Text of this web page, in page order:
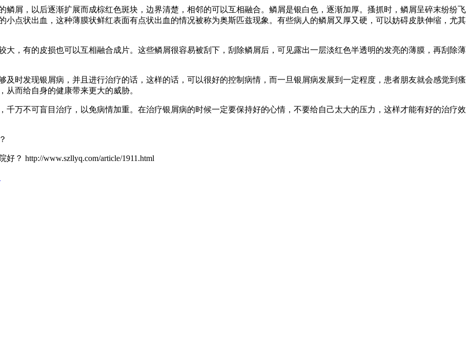
屑，以后逐渐扩展而成棕红色斑块，边界清楚，相邻的可以互相融合。鳞屑是银白色，逐渐加厚。搔抓时，鳞屑呈碎末纷纷飞
点状出血，这种薄膜状鲜红表面有点状出血的情况被称为奥斯匹兹现象。有些病人的鳞屑又厚又硬，可以妨碍皮肤伸缩，尤其
，有的皮损也可以互相融合成片。这些鳞屑很容易被刮下，刮除鳞屑后，可见露出一层淡红色半透明的发亮的薄膜，再刮除薄
时发现银屑病，并且进行治疗的话，这样的话，可以很好的控制病情，而一旦银屑病发展到一定程度，患者朋友就会感觉到瘙
而给自身的健康带来更大的威胁。
万不可盲目治疗，以免病情加重。在治疗银屑病的时候一定要保持好的心情，不要给自己太大的压力，这样才能有好的治疗效
？ http://www.szllyq.com/article/1911.html